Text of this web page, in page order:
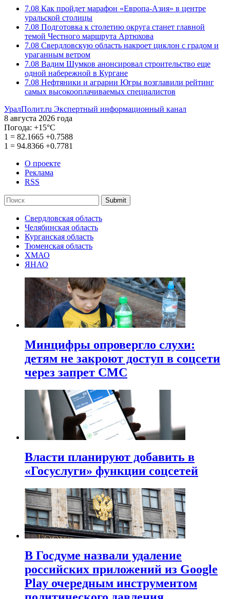
7.08 Как пройдет марафон «Европа-Азия» в центре
уральской столицы
7.08 Подготовка к столетию округа станет главной
темой Честного маршрута Артюхова
7.08 Свердловскую область накроет циклон с градом и
ураганным ветром
7.08 Вадим Шумков анонсировал строительство еще
одной набережной в Кургане
7.08 Нефтяники и аграрии Югры возглавили рейтинг
самых высокооплачиваемых специалистов
УралПолит.ru Экспертный информационный канал
8 августа 2026 года
Погода: +15°С
1 = 82.1665 +0.7588
1 = 94.8366 +0.7781
О проекте
Реклама
RSS
Submit
Свердловская область
Челябинская область
Курганская область
Тюменская область
ХМАО
ЯНАО
Минцифры опровергло слухи:
детям не закроют доступ в соцсети
через запрет СМС
Власти планируют добавить в
«Госуслуги» функции соцсетей
В Госдуме назвали удаление
российских приложений из Google
Play очередным инструментом